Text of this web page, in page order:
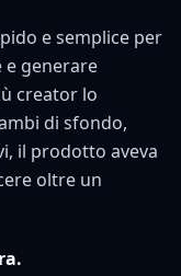
e semplice per
generare
creator lo
di sfondo,
il prodotto aveva
oltre un